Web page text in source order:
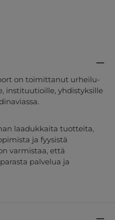
on toimittanut urheilu-
instituutioille, yhdistyksille
laadukkaita tuotteita,
ja fyysistä
varmistaa, että
palvelua ja